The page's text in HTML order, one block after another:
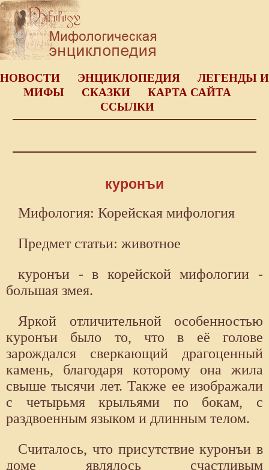
НОВОСТИ ЭНЦИКЛОПЕДИЯ
ЛЕГЕНДЫ И
МИФЫ
СКАЗКИ
КАРТА САЙТА
ССЫЛКИ
куронъи
Мифология: Корейская мифология
Предмет статьи: животное
куронъи - в корейской мифологии -
большая змея.
Яркой отличительной особенностью
куронъи было то, что в её голове
зарождался сверкающий драгоценный
камень, благодаря которому она жила
свыше тысячи лет. Также ее изображали
с четырьмя крыльями по бокам, с
раздвоенным языком и длинным телом.
Считалось, что присутствие куронъи в
доме являлось счастливым